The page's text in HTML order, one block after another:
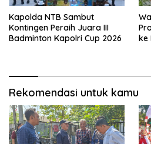
Kapolda NTB Sambut
Kontingen Peraih Juara III
Badminton Kapolri Cup 2026
ke
Rekomendasi untuk kamu